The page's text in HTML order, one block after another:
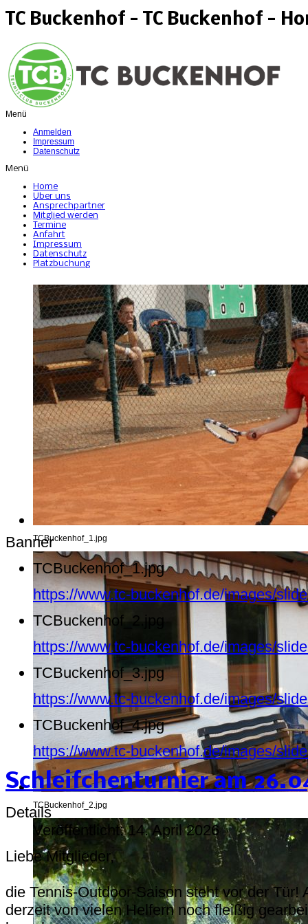
TC Buckenhof - TC Buckenhof -
Menü
Anmelden
Impressum
Datenschutz
Menü
Home
Über uns
Ansprechpartner
Mitglied werden
Termine
Anfahrt
Impressum
Datenschutz
Platzbuchung
TCBuckenhof_1.jpg
TCBuckenhof_2.jpg
Banner
TCBuckenhof_1.jpg
https://www.tc-buckenhof.de/images/
TCBuckenhof_2.jpg
https://www.tc-buckenhof.de/images/
TCBuckenhof_3.jpg
https://www.tc-buckenhof.de/images/
TCBuckenhof_4.jpg
https://www.tc-buckenhof.de/images/
Schleifchenturnier am
Details
Veröffentlicht: 14. April 2026
Liebe Mitglieder,
die Tennis-Outdoor-Saison steht vor der Tür!
derzeit von vielen Helfern noch fleißig